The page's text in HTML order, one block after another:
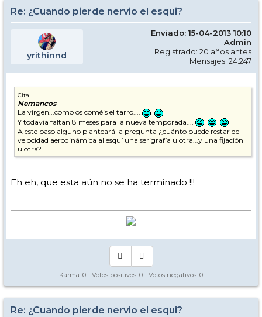
Re: ¿Cuando pierde nervio el esqui?
yrithinnd
Enviado: 15-04-2013 10:10
Admin
Registrado: 20 años antes
Mensajes: 24.247
Cita
Nemancos
La virgen...como os coméis el tarro....
Y todavía faltan 8 meses para la nueva temporada....
A este paso alguno planteará la pregunta ¿cuánto puede restar de
velocidad aerodinámica al esquí una serigrafía u otra...y una fijación
u otra?
Eh eh, que esta aún no se ha terminado !!!
Karma: 0 - Votos positivos: 0 - Votos negativos: 0
Re: ¿Cuando pierde nervio el esqui?